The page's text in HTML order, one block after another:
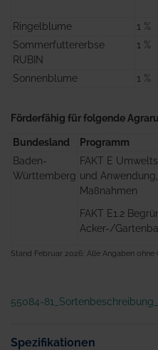
Ringelblume
1 %
Sommerfuttererbse
RUBIN
1 %
Sonnenblume 1 %
Förderfähig für folgende
Bundesland
Programm
Baden-
Württemberg
FAKT E
und
Maßnahmen
FAKT E1.2
Acker-/
Stand Februar 2026: Alle Angaben ohne
55084-
Spezifikationen